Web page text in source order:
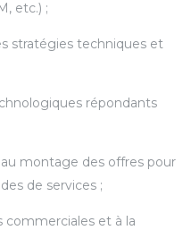
etc.) ;
stratégies techniques et
répondants
montage des offres pour
de services ;
commerciales et à la